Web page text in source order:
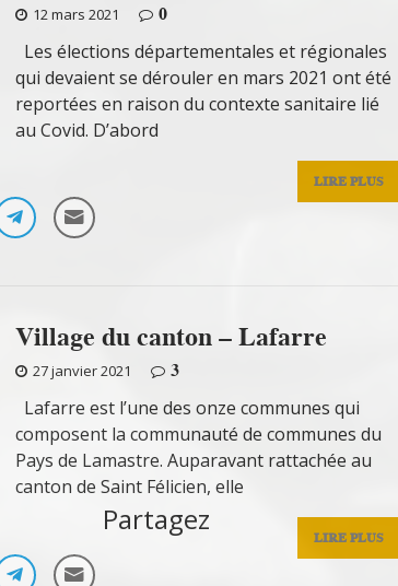
12 mars 2021
0
Les élections départementales et régionales
qui devaient se dérouler en mars 2021 ont été
reportées en raison du contexte sanitaire lié
au Covid. D’abord
LIRE PLUS
Village du canton – Lafarre
27 janvier 2021
3
Lafarre est l’une des onze communes qui
composent la communauté de communes du
Pays de Lamastre. Auparavant rattachée au
canton de Saint Félicien, elle
LIRE PLUS
Partagez